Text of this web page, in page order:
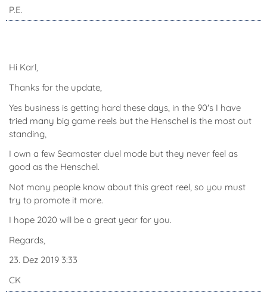
P.E.
Hi Karl,
Thanks for the update,
Yes business is getting hard these days, in the 90's I have
tried many big game reels but the Henschel is the most out
standing,
I own a few Seamaster duel mode but they never feel as
good as the Henschel.
Not many people know about this great reel, so you must
try to promote it more.
I hope 2020 will be a great year for you.
Regards,
23. Dez 2019 3:33
CK